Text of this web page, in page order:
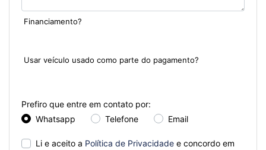
Financiamento?
Usar veículo usado como parte do pagamento?
Prefiro que entre em contato por:
Whatsapp
Telefone Email
Li e aceito a Política de Privacidade e concordo em